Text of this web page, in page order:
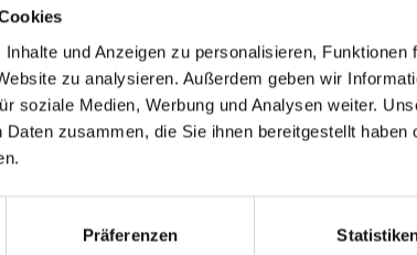
und Anzeigen zu personalisieren,
zu analysieren. Außerdem geben wir
soziale Medien, Werbung und Analysen weiter.
zusammen, die Sie ihnen bereitgestellt
Präferenzen
Walgau gemeinsam ausgeschrieben.
Vorarlberg wurde im Sommer 2015 ein
Sicherheitsüberprüfungen durch speziell befugte
Workshops mit einem „Kernteam“ der Bauhofleiter,
Walgau führten zur Erfassung der prüfpflichtigen
bei denen es um Schutz von „Dritten“
gesetzlicher Vorgaben. Damit sollte
sowie für Bürgermeister als haftende